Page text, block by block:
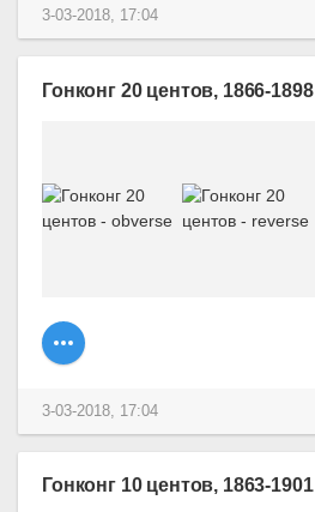
3-03-2018, 17:04
Гонконг 20 центов, 1866-1898
3-03-2018, 17:04
Гонконг 10 центов, 1863-1901